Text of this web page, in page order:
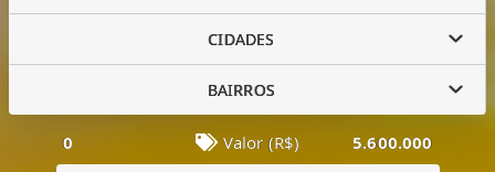
CIDADES
BAIRROS
0 Valor (R$) 5.600.000